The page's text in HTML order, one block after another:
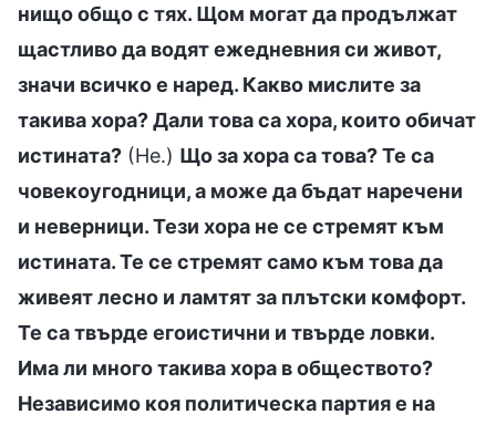
нищо общо с тях. Щом могат да продължат
щастливо да водят ежедневния си живот,
значи всичко е наред. Какво мислите за
такива хора? Дали това са хора, които обичат
истината? (Не.) Що за хора са това? Те са
човекоугодници, а може да бъдат наречени
и неверници. Тези хора не се стремят към
истината. Те се стремят само към това да
живеят лесно и ламтят за плътски комфорт.
Те са твърде егоистични и твърде ловки.
Има ли много такива хора в обществото?
Независимо коя политическа партия е на